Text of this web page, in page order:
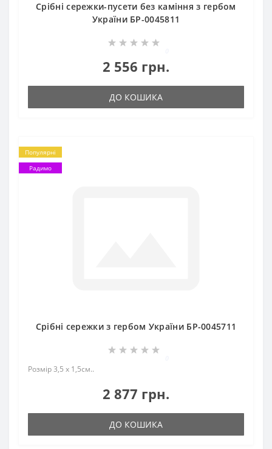
Срібні сережки-пусети без каміння з гербом
України БР-0045811
2 556 грн.
ДО КОШИКА
Популярні
Радимо
Срібні сережки з гербом України БР-0045711
Розмір 3,5 х 1,5см..
2 877 грн.
ДО КОШИКА